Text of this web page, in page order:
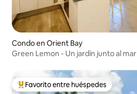
Condo en Orient Bay
Green Lemon - Un jardín junto al mar
Favorito entre huéspedes preferido
Favorito entre huéspedes